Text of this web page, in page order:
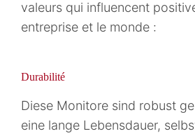
valeurs qui influencent
entreprise et le monde :
Durabilité
Diese Monitore sind robust
eine lange Lebensdauer,